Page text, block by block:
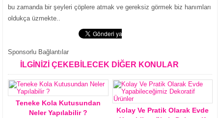
bu zamanda bir şeyleri çöplere atmak ve gereksiz görmek biz hanımları
oldukça üzmekte..
Sponsorlu Bağlantılar
İLGİNİZİ ÇEKEBİLECEK DİĞER KONULAR
Teneke Kola Kutusundan
Neler Yapılabilir ?
Kolay Ve Pratik Olarak Evde